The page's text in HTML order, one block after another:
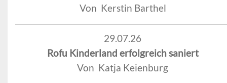
Von Kerstin Barthel
29.07.26
Rofu Kinderland erfolgreich saniert
Von Katja Keienburg